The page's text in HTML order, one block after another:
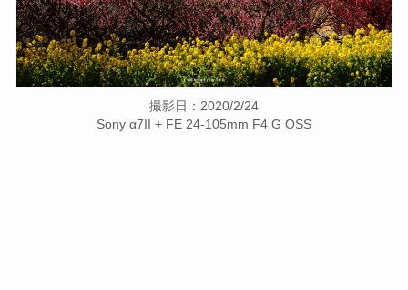
撮影日：2020/2/24
Sony α7II + FE 24-105mm F4 G OSS